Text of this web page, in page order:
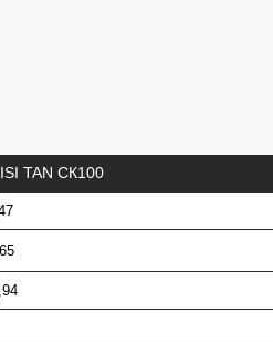
TAN CК100